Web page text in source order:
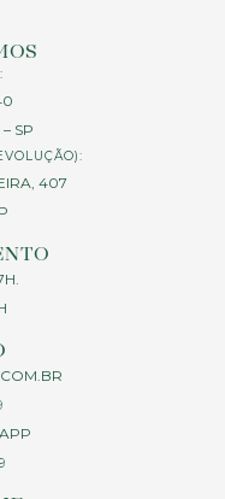
SP
407